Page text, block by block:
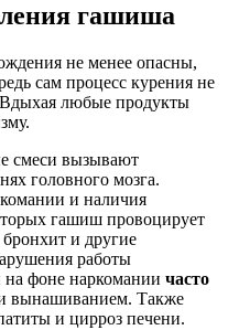
гашиша
не менее опасны,
сам процесс курения не
Вдыхая любые продукты
смеси вызывают
головного мозга.
и наличия
гашиш провоцирует
и другие
работы
фоне наркомании часто
вынашиванием. Также
и цирроз печени.